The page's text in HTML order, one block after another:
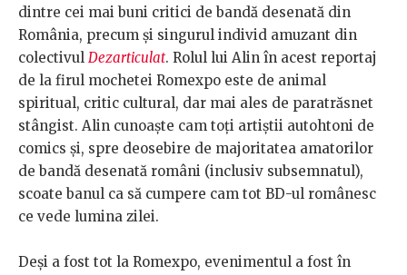
dintre cei mai buni critici de bandă desenată din
România, precum și singurul individ amuzant din
colectivul Dezarticulat. Rolul lui Alin în acest reportaj
de la firul mochetei Romexpo este de animal
spiritual, critic cultural, dar mai ales de paratrăsnet
stângist. Alin cunoaște cam toți artiștii autohtoni de
comics și, spre deosebire de majoritatea amatorilor
de bandă desenată români (inclusiv subsemnatul),
scoate banul ca să cumpere cam tot BD-ul românesc
ce vede lumina zilei.
Deși a fost tot la Romexpo, evenimentul a fost în